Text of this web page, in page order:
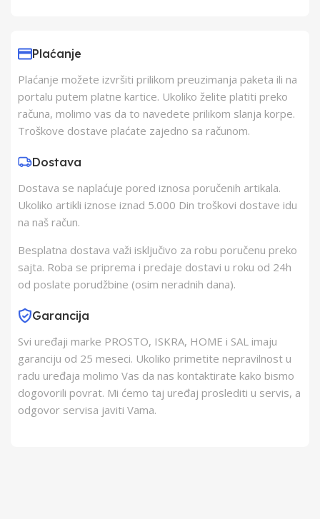
Zemlja Porekla Engleska
Zemlja Uvoza
Barkod 8606103142504
Plaćanje
Plaćanje možete izvršiti prilikom preuzimanja paketa ili na
portalu putem platne kartice. Ukoliko želite platiti preko
računa, molimo vas da to navedete prilikom slanja korpe.
Troškove dostave plaćate zajedno sa računom.
Dostava
Dostava se naplaćuje pored iznosa poručenih artikala.
Ukoliko artikli iznose iznad 5.000 Din troškovi dostave idu
na naš račun.
Besplatna dostava važi isključivo za robu poručenu preko
sajta. Roba se priprema i predaje dostavi u roku od 24h
od poslate porudžbine (osim neradnih dana).
Garancija
Svi uređaji marke PROSTO, ISKRA, HOME i SAL imaju
garanciju od 25 meseci. Ukoliko primetite nepravilnost u
radu uređaja molimo Vas da nas kontaktirate kako bismo
dogovorili povrat. Mi ćemo taj uređaj proslediti u servis, a
odgovor servisa javiti Vama.